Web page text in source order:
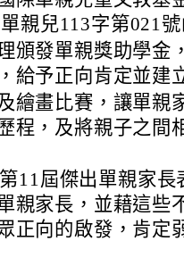
親兒113字第021
頒發單親獎助學金
給予正向肯定並建
繪畫比賽，讓單親
程，及將親子之間
11屆傑出單親家
親家長，並藉這些
正向的啟發，肯定